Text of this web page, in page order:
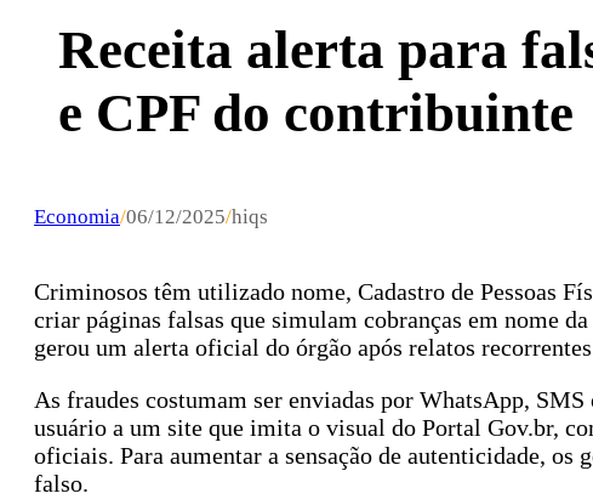
Receita alerta para
e CPF do contribuinte
Economia/06/12/2025/hiqs
Criminosos têm utilizado nome, Cadastro de Pessoas
criar páginas falsas que simulam cobranças em nome
gerou um alerta oficial do órgão após relatos
As fraudes costumam ser enviadas por WhatsApp,
usuário a um site que imita o visual do Portal Gov.br,
oficiais. Para aumentar a sensação de autenticidade, os
falso.